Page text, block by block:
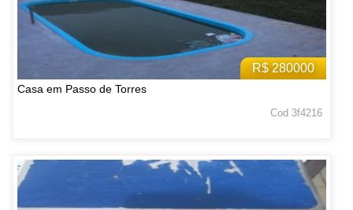
R$ 280000
Casa em Passo de Torres
Cod 3f4216